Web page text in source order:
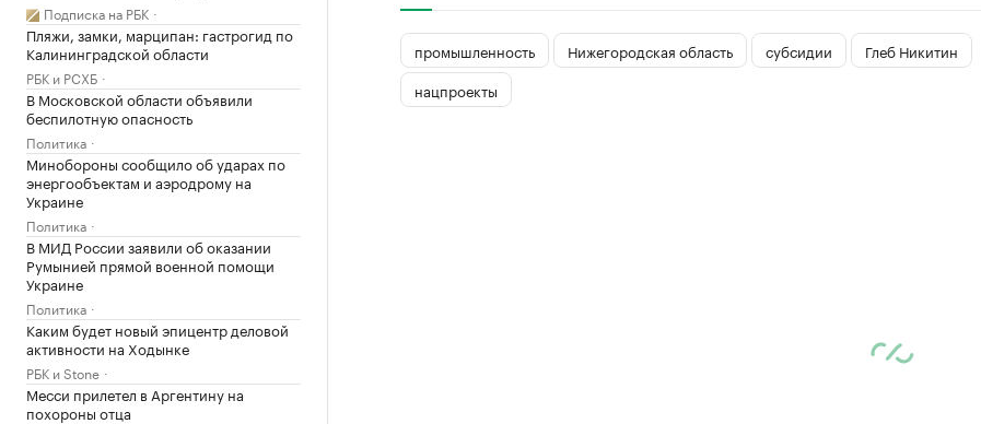
Подписка на РБК
Пляжи, замки, марципан: гастрогид по
Калининградской области
РБК и РСХБ
В Московской области объявили
беспилотную опасность
Политика
Минобороны сообщило об ударах по
энергообъектам и аэродрому на
Украине
Политика
В МИД России заявили об оказании
Румынией прямой военной помощи
Украине
Политика
Каким будет новый эпицентр деловой
активности на Ходынке
РБК и Stone
Месси прилетел в Аргентину на
похороны отца
промышленность Нижегородская область субсидии
Глеб Никитин
нацпроекты